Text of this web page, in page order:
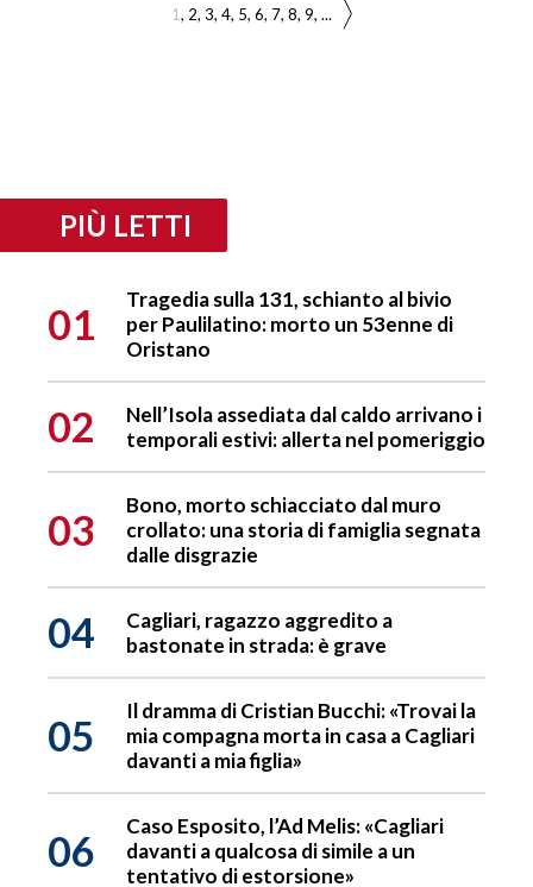
1 2 3 4 5 6 7 8 9 ...
PIÙ LETTI
01
Tragedia sulla 131, schianto al bivio
per Paulilatino: morto un 53enne di
Oristano
02
Nell’Isola assediata dal caldo arrivano i
temporali estivi: allerta nel pomeriggio
03
Bono, morto schiacciato dal muro
crollato: una storia di famiglia segnata
dalle disgrazie
04
Cagliari, ragazzo aggredito a
bastonate in strada: è grave
05
Il dramma di Cristian Bucchi: «Trovai la
mia compagna morta in casa a Cagliari
davanti a mia figlia»
06
Caso Esposito, l’Ad Melis: «Cagliari
davanti a qualcosa di simile a un
tentativo di estorsione»